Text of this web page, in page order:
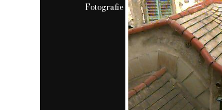
Fotografie